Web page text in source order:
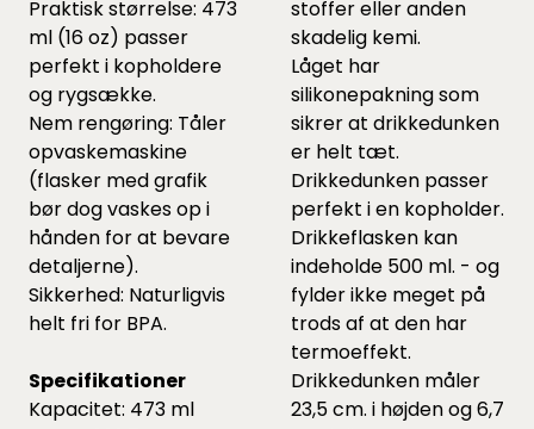
Praktisk størrelse: 473
ml (16 oz) passer
perfekt i kopholdere
og rygsække.
Nem rengøring: Tåler
opvaskemaskine
(flasker med grafik
bør dog vaskes op i
hånden for at bevare
detaljerne).
Sikkerhed: Naturligvis
helt fri for BPA.
Specifikationer
Kapacitet: 473 ml
stoffer eller anden
skadelig kemi.
Låget har
silikonepakning som
sikrer at drikkedunken
er helt tæt.
Drikkedunken passer
perfekt i en kopholder.
Drikkeflasken kan
indeholde 500 ml. - og
fylder ikke meget på
trods af at den har
termoeffekt.
Drikkedunken måler
23,5 cm. i højden og 6,7